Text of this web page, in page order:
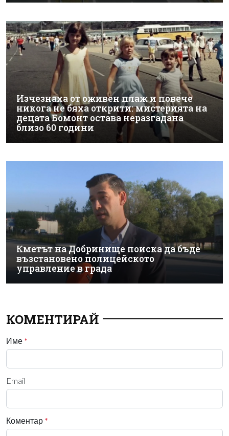
Изчезнаха от оживен плаж и повече
никога не бяха открити: мистерията на
децата Бомонт остава неразгадана
близо 60 години
Кметът на Добринище поиска да бъде
възстановено полицейското
управление в града
КОМЕНТИРАЙ
Име *
Email
Коментар *